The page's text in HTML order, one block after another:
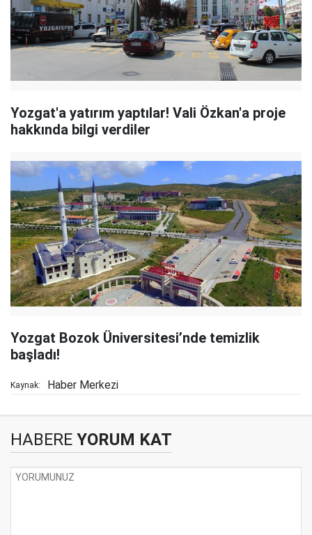
Yozgat'a yatırım yaptılar! Vali Özkan'a proje
hakkında bilgi verdiler
Yozgat Bozok Üniversitesi’nde temizlik
başladı!
Kaynak: Haber Merkezi
HABERE YORUM KAT